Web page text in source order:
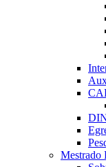
Mestrado